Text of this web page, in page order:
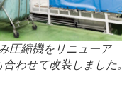
圧縮機をリニューア
わせて改装しました。